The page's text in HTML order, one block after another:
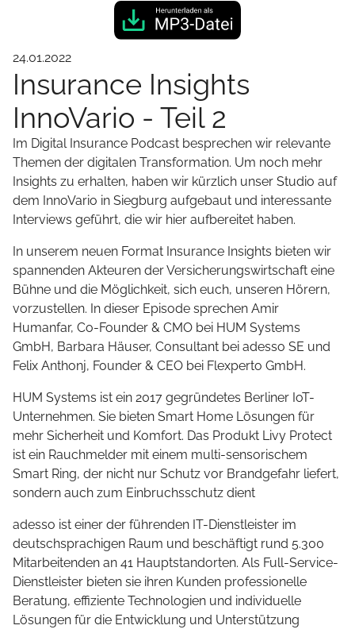
24.01.2022
Insurance Insights
InnoVario - Teil 2
Im Digital Insurance Podcast besprechen wir relevante
Themen der digitalen Transformation. Um noch mehr
Insights zu erhalten, haben wir kürzlich unser Studio auf
dem InnoVario in Siegburg aufgebaut und interessante
Interviews geführt, die wir hier aufbereitet haben.
In unserem neuen Format Insurance Insights bieten wir
spannenden Akteuren der Versicherungswirtschaft eine
Bühne und die Möglichkeit, sich euch, unseren Hörern,
vorzustellen. In dieser Episode sprechen Amir
Humanfar, Co-Founder & CMO bei HUM Systems
GmbH, Barbara Häuser, Consultant bei adesso SE und
Felix Anthonj, Founder & CEO bei Flexperto GmbH.
HUM Systems ist ein 2017 gegründetes Berliner IoT-
Unternehmen. Sie bieten Smart Home Lösungen für
mehr Sicherheit und Komfort. Das Produkt Livy Protect
ist ein Rauchmelder mit einem multi-sensorischem
Smart Ring, der nicht nur Schutz vor Brandgefahr liefert,
sondern auch zum Einbruchsschutz dient
adesso ist einer der führenden IT-Dienstleister im
deutschsprachigen Raum und beschäftigt rund 5.300
Mitarbeitenden an 41 Hauptstandorten. Als Full-Service-
Dienstleister bieten sie ihren Kunden professionelle
Beratung, effiziente Technologien und individuelle
Lösungen für die Entwicklung und Unterstützung